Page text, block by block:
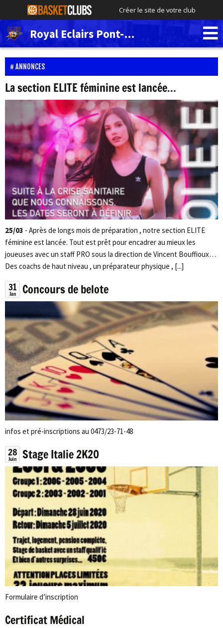
Créer le site de votre club
Royal Eclairs Pont-de-Loup
ANNONCES
La section ELITE féminine est lancée…
25/03 - Après de longs mois de préparation , notre section ELITE
féminine est lancée. Tout est prêt pour encadrer au mieux les
joueuses avec un staff PRO sous la direction de Vincent Bouffioux…
Des coachs de haut niveau , un préparateur physique , [...]
31
Jan Concours de belote
infos et pré-inscriptions au 0473/23-71-48
28
Juin Stage Italie 2K20
Formulaire d’inscription
Certificat Médical